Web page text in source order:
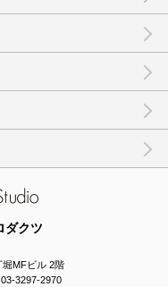
ダクツ
MFビル 2階
3297-2970